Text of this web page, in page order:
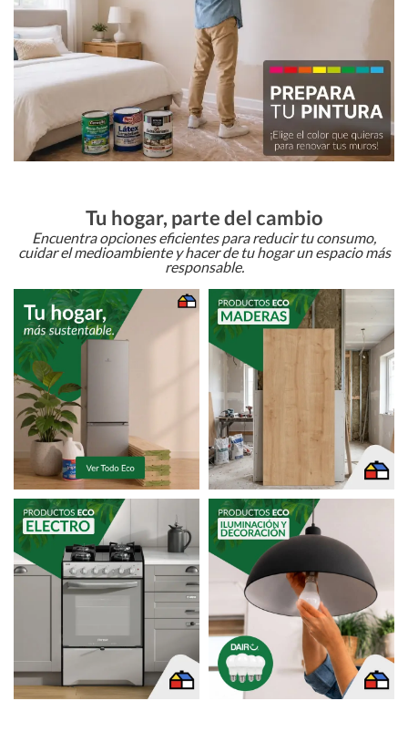
Tu hogar, parte del cambio
Encuentra opciones eficientes para reducir tu consumo,
cuidar el medioambiente y hacer de tu hogar un espacio más
responsable.